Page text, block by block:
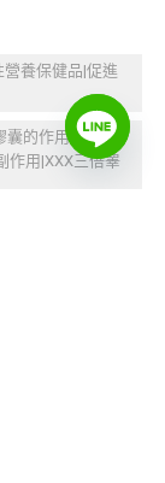
養保健品|促進
囊的作用|XXX三
作用|XXX三倍睾